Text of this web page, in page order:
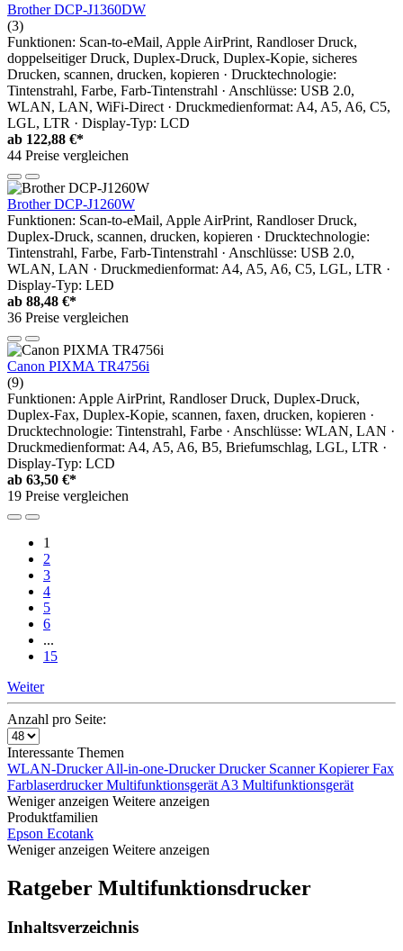
Brother DCP-J1360DW
(3)
Funktionen: Scan-to-eMail, Apple AirPrint, Randloser Druck,
doppelseitiger Druck, Duplex-Druck, Duplex-Kopie, sicheres
Drucken, scannen, drucken, kopieren · Drucktechnologie:
Tintenstrahl, Farbe, Farb-Tintenstrahl · Anschlüsse: USB 2.0,
WLAN, LAN, WiFi-Direct · Druckmedienformat: A4, A5, A6, C5,
LGL, LTR · Display-Typ: LCD
ab 122,88 €*
44 Preise vergleichen
Brother DCP-J1260W
Funktionen: Scan-to-eMail, Apple AirPrint, Randloser Druck,
Duplex-Druck, scannen, drucken, kopieren · Drucktechnologie:
Tintenstrahl, Farbe, Farb-Tintenstrahl · Anschlüsse: USB 2.0,
WLAN, LAN · Druckmedienformat: A4, A5, A6, C5, LGL, LTR ·
Display-Typ: LED
ab 88,48 €*
36 Preise vergleichen
Canon PIXMA TR4756i
(9)
Funktionen: Apple AirPrint, Randloser Druck, Duplex-Druck,
Duplex-Fax, Duplex-Kopie, scannen, faxen, drucken, kopieren ·
Drucktechnologie: Tintenstrahl, Farbe · Anschlüsse: WLAN, LAN ·
Druckmedienformat: A4, A5, A6, B5, Briefumschlag, LGL, LTR ·
Display-Typ: LCD
ab 63,50 €*
19 Preise vergleichen
1
2
3
4
5
6
...
15
Weiter
Anzahl pro Seite:
Interessante Themen
WLAN-DruckerAll-in-one-DruckerDrucker Scanner Kopierer Fax
Farblaserdrucker Multifunktionsgerät A3 Multifunktionsgerät
Weniger anzeigen Weitere anzeigen
Produktfamilien
Epson Ecotank
Weniger anzeigen Weitere anzeigen
Ratgeber Multifunktionsdrucker
Inhaltsverzeichnis